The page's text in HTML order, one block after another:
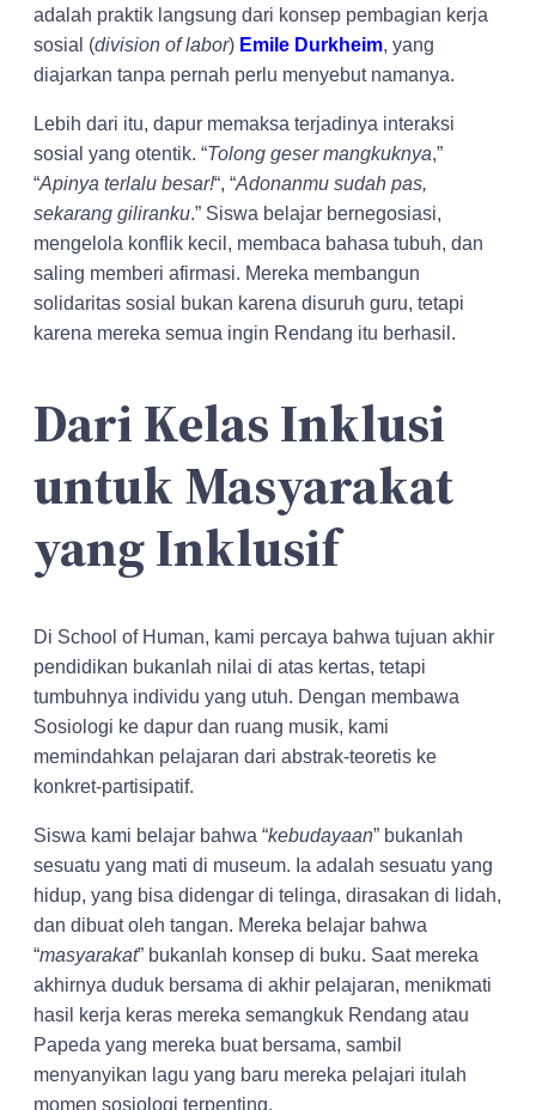
adalah praktik langsung dari konsep pembagian kerja
sosial (division of labor) Emile Durkheim, yang
diajarkan tanpa pernah perlu menyebut namanya.
Lebih dari itu, dapur memaksa terjadinya interaksi
sosial yang otentik. “Tolong geser mangkuknya,”
“Apinya terlalu besar!“, “Adonanmu sudah pas,
sekarang giliranku.” Siswa belajar bernegosiasi,
mengelola konflik kecil, membaca bahasa tubuh, dan
saling memberi afirmasi. Mereka membangun
solidaritas sosial bukan karena disuruh guru, tetapi
karena mereka semua ingin Rendang itu berhasil.
Dari Kelas Inklusi
untuk Masyarakat
yang Inklusif
Di School of Human, kami percaya bahwa tujuan akhir
pendidikan bukanlah nilai di atas kertas, tetapi
tumbuhnya individu yang utuh. Dengan membawa
Sosiologi ke dapur dan ruang musik, kami
memindahkan pelajaran dari abstrak-teoretis ke
konkret-partisipatif.
Siswa kami belajar bahwa “kebudayaan” bukanlah
sesuatu yang mati di museum. Ia adalah sesuatu yang
hidup, yang bisa didengar di telinga, dirasakan di lidah,
dan dibuat oleh tangan. Mereka belajar bahwa
“masyarakat” bukanlah konsep di buku. Saat mereka
akhirnya duduk bersama di akhir pelajaran, menikmati
hasil kerja keras mereka semangkuk Rendang atau
Papeda yang mereka buat bersama, sambil
menyanyikan lagu yang baru mereka pelajari itulah
momen sosiologi terpenting.